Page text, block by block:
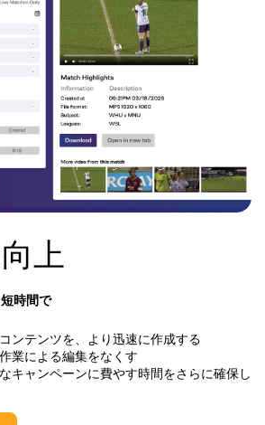
上
時間で
ンテンツを、より迅速に作成する
業による編集をなくす
キャンペーンに費やす時間をさらに確保し